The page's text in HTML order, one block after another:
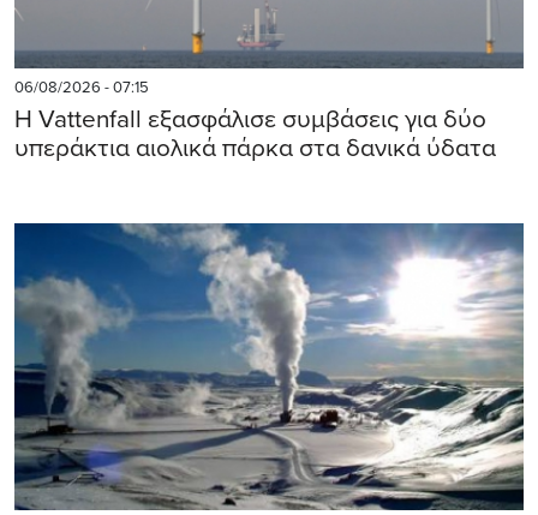
06/08/2026 - 07:15
Η Vattenfall εξασφάλισε συμβάσεις για δύο
υπεράκτια αιολικά πάρκα στα δανικά ύδατα